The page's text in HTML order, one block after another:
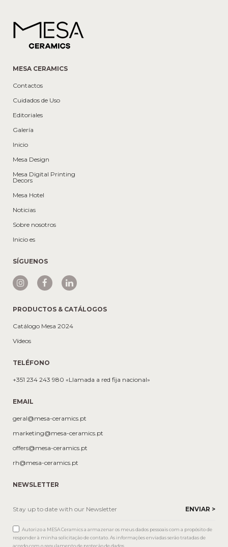
MESA CERAMICS
Contactos
Cuidados de Uso
Editoriales
Galería
Inicio
Mesa Design
Mesa Digital Printing
Decors
Mesa Hotel
Noticias
Sobre nosotros
Inicio es
SÍGUENOS
PRODUCTOS & CATÁLOGOS
Catálogo Mesa 2024
Vídeos
TELÉFONO
+351 234 243 980 «Llamada a red fija nacional»
EMAIL
geral@mesa-ceramics.pt
marketing@mesa-ceramics.pt
offers@mesa-ceramics.pt
rh@mesa-ceramics.pt
NEWSLETTER
Autorizo a MESA Ceramics a armazenar os meus dados pessoais com a propósito de
responder à minha solicitação de contato. As informações enviadas serão tratadas de
acordo com o regulamento de proteção de dados.